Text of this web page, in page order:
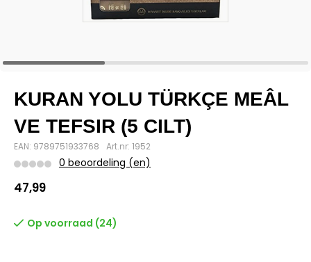
KURAN YOLU TÜRKÇE MEÂL
VE TEFSIR (5 CILT)
EAN: 9789751933768 Art.nr: 1952
0 beoordeling (en)
47,99
Op voorraad (24)